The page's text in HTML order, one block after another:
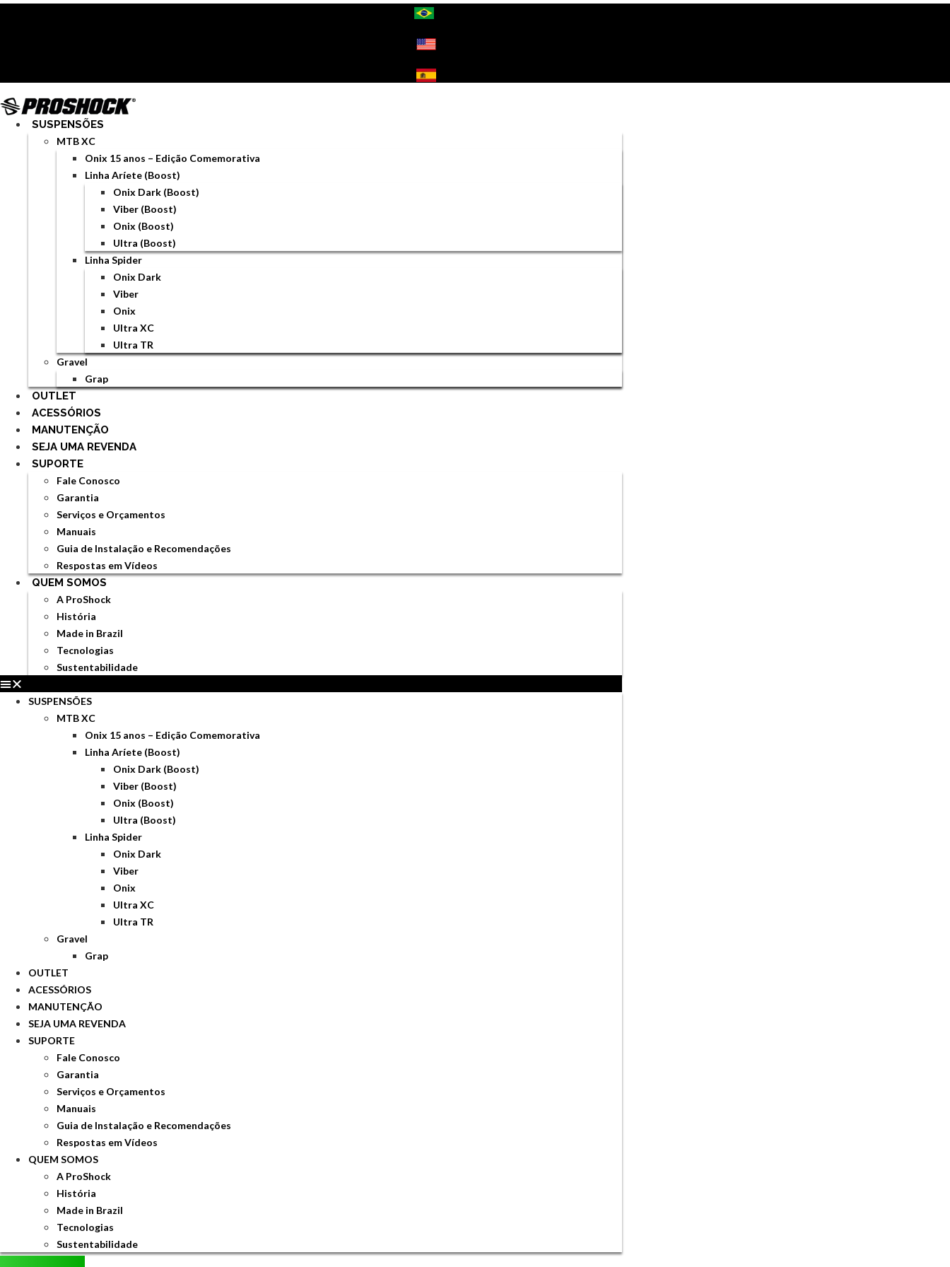
SUSPENSÕES
MTB XC
Onix 15 anos – Edição Comemorativa
Linha Aríete (Boost)
Onix Dark (Boost)
Viber (Boost)
Onix (Boost)
Ultra (Boost)
Linha Spider
Onix Dark
Viber
Onix
Ultra XC
Ultra TR
Gravel
Grap
OUTLET
ACESSÓRIOS
MANUTENÇÃO
SEJA UMA REVENDA
SUPORTE
Fale Conosco
Garantia
Serviços e Orçamentos
Manuais
Guia de Instalação e Recomendações
Respostas em Vídeos
QUEM SOMOS
A ProShock
História
Made in Brazil
Tecnologias
Sustentabilidade
SUSPENSÕES
MTB XC
Onix 15 anos – Edição Comemorativa
Linha Aríete (Boost)
Onix Dark (Boost)
Viber (Boost)
Onix (Boost)
Ultra (Boost)
Linha Spider
Onix Dark
Viber
Onix
Ultra XC
Ultra TR
Gravel
Grap
OUTLET
ACESSÓRIOS
MANUTENÇÃO
SEJA UMA REVENDA
SUPORTE
Fale Conosco
Garantia
Serviços e Orçamentos
Manuais
Guia de Instalação e Recomendações
Respostas em Vídeos
QUEM SOMOS
A ProShock
História
Made in Brazil
Tecnologias
Sustentabilidade